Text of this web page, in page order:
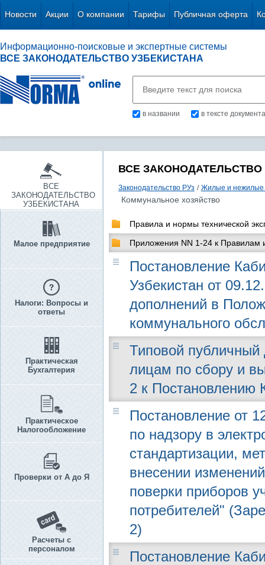
Новости Акции О компании Тарифы Публичная оферта
Информационно-поисковые и экспертные системы
ВСЕ ЗАКОНОДАТЕЛЬСТВО УЗБЕКИСТАНА
в названии в тексте документа
ВСЕ
ЗАКОНОДАТЕЛЬСТВО
УЗБЕКИСТАНА
Малое предприятие
Налоги: Вопросы и
ответы
Практическая
Бухгалтерия
Практическое
Налогообложение
Проверки от А до Я
Расчеты с
персоналом
ВСЕ ЗАКОНОДАТЕЛЬСТВО
Законодательство РУз / Жилые и нежилые
Коммунальное хозяйство
Правила и нормы технической
Приложения NN 1-24 к Правилам
Постановление
Узбекистан от
дополнений в
коммунального
Типовой публичный
лицам по сбору и
2 к Постановлению
Постановление от
по надзору в
стандартизации,
внесении
поверки приборов
потребителей"
2)
Постановление